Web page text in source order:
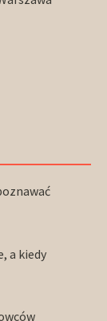
a kiedy